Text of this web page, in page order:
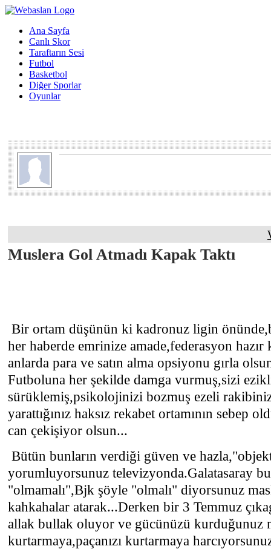
Ana Sayfa
Canlı Skor
Taraftarın Sesi
Futbol
Basketbol
Diğer Sporlar
Oyunlar
Muslera Gol Atmadı Kapak Taktı
Bir ortam düşünün ki kadronuz ligin
her haberde emrinize amade,federasyon hazır
anlarda para ve satın alma opsiyonu gırla
Futboluna her şekilde damga vurmuş,sizi
sürüklemiş,psikolojinizi bozmuş ezeli
yarattığınız haksız rekabet ortamının sebep
can çekişiyor olsun...
Bütün bunların verdiği güven ve
yorumluyorsunuz televizyonda.Galatasaray
"olmamalı",Bjk şöyle "olmalı" diyorsunuz
kahkahalar atarak...Derken bir 3 Temmuz
allak bullak oluyor ve gücünüzü kurduğunuz
kurtarmaya,paçanızı kurtarmaya